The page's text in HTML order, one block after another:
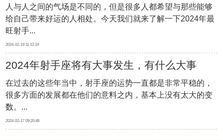
谁
人与人之间的气场是不同的，但是很多人都希望与那些能够
给自己带来好运的人相处。今天我们就来了解一下2024年最
旺射手...
2024-02-19 11:12:19
2024年射手座将有大事发生，有什么大事
在过去的这些年当中，射手座的运势一直都是非常平稳的，
很多方面的发展都在他们的意料之内，基本上没有太大的变
数。...
2024-02-17 09:20:48